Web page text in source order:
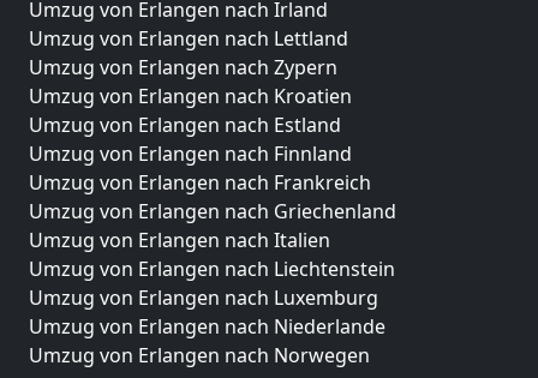
Umzug von Erlangen nach Irland
Umzug von Erlangen nach Lettland
Umzug von Erlangen nach Zypern
Umzug von Erlangen nach Kroatien
Umzug von Erlangen nach Estland
Umzug von Erlangen nach Finnland
Umzug von Erlangen nach Frankreich
Umzug von Erlangen nach Griechenland
Umzug von Erlangen nach Italien
Umzug von Erlangen nach Liechtenstein
Umzug von Erlangen nach Luxemburg
Umzug von Erlangen nach Niederlande
Umzug von Erlangen nach Norwegen